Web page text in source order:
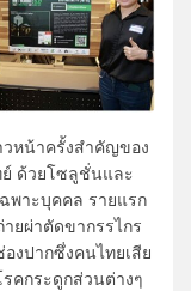
หน้าครั้งสำคัญของ
ด้วยโซลูชั่นและ
พาะบุคคล รายแรก
ยผ่าตัดขากรรไกร
งปากซึ่งคนไทยเสีย
คกระดูกส่วนต่างๆ